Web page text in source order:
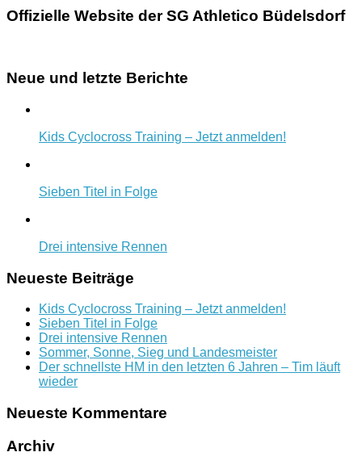
Offizielle Website der SG Athletico Büdelsdorf
Neue und letzte Berichte
Kids Cyclocross Training – Jetzt anmelden!
Sieben Titel in Folge
Drei intensive Rennen
Neueste Beiträge
Kids Cyclocross Training – Jetzt anmelden!
Sieben Titel in Folge
Drei intensive Rennen
Sommer, Sonne, Sieg und Landesmeister
Der schnellste HM in den letzten 6 Jahren – Tim läuft
wieder
Neueste Kommentare
Archiv